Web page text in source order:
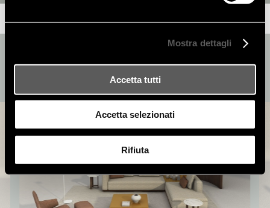
Mostra dettagli
Accetta tutti
Accetta selezionati
Rifiuta